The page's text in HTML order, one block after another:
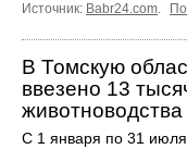
Источник: Babr24.com.
В Томскую
ввезено 13
животноводства
С 1 января по 31 июля